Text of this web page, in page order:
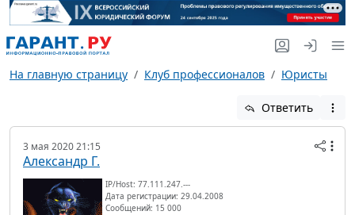
На главную страницу Клуб профессионалов Юристы
Ответить
3 мая 2020 21:15
Александр Г.
IP/Host: 77.111.247.---
Дата регистрации: 29.04.2008
Сообщений: 15 000